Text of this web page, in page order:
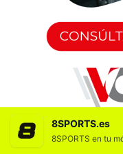
8SPORTS.es
8SPORTS en tu